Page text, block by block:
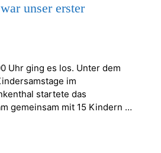
unser erster
Uhr ging es los. Unter dem
im
startete das
gemeinsam mit 15 Kindern …